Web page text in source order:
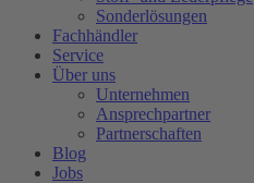
Sonderlösungen
Fachhändler
Service
Über uns
Unternehmen
Ansprechpartner
Partnerschaften
Blog
Jobs